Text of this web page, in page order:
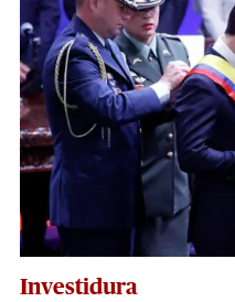
Investidura